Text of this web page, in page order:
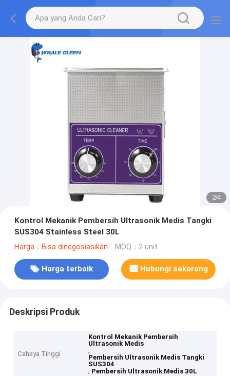
2/4
Kontrol Mekanik Pembersih Ultrasonik Medis Tangki
SUS304 Stainless Steel 30L
Harga：Bisa dinegosiasikan MOQ：2 unit
Harga terbaik Hubungi sekarang
Deskripsi Produk
Cahaya Tinggi
Kontrol Mekanik Pembersih
Ultrasonik Medis
,
Pembersih Ultrasonik Medis Tangki
SUS304
, Pembersih Ultrasonik Medis 30L